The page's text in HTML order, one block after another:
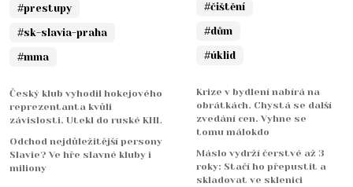
#prestupy
#sk-slavia-praha
#mma
Český klub vyhodil hokejového
reprezentanta kvůli
závislosti. Utekl do ruské KHL
Odchod nejdůležitější persony
Slavie? Ve hře slavné kluby i
miliony
#čištění
#dům
#úklid
Krize v bydlení nabírá na
obrátkách. Chystá se další
zvedání cen. Vyhne se
tomu málokdo
Máslo vydrží čerstvé až 3
roky: Stačí ho přepustit a
skladovat ve sklenici